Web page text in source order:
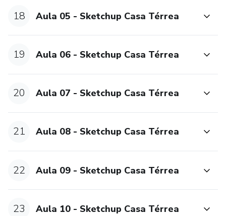
18 Aula 05 - Sketchup Casa Térrea
19 Aula 06 - Sketchup Casa Térrea
20 Aula 07 - Sketchup Casa Térrea
21 Aula 08 - Sketchup Casa Térrea
22 Aula 09 - Sketchup Casa Térrea
23 Aula 10 - Sketchup Casa Térrea